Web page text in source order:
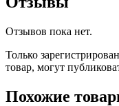
Отзывов пока нет.
Только
товар, могут
Похожие